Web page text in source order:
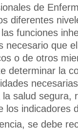
de
diferentes
funciones
necesario que
o de otros
determinar la
salud segura,
los indicadores
se debe